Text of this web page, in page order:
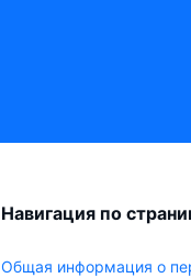
Навигация по
Общая информация о